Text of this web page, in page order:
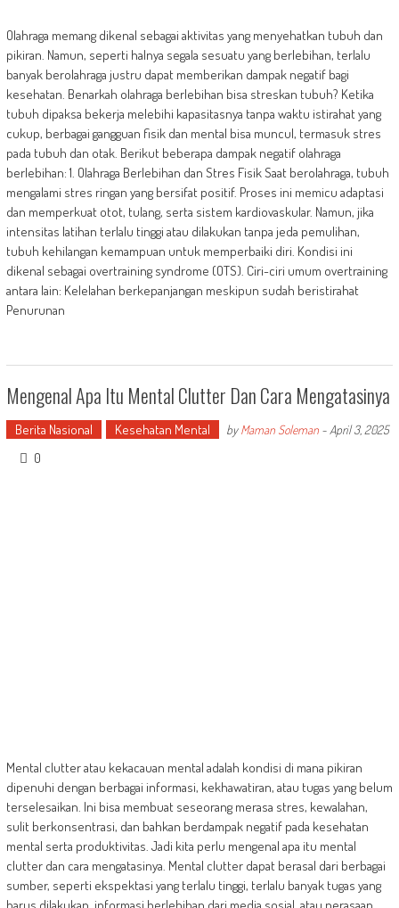
Olahraga memang dikenal sebagai aktivitas yang menyehatkan tubuh dan
pikiran. Namun, seperti halnya segala sesuatu yang berlebihan, terlalu
banyak berolahraga justru dapat memberikan dampak negatif bagi
kesehatan. Benarkah olahraga berlebihan bisa streskan tubuh? Ketika
tubuh dipaksa bekerja melebihi kapasitasnya tanpa waktu istirahat yang
cukup, berbagai gangguan fisik dan mental bisa muncul, termasuk stres
pada tubuh dan otak. Berikut beberapa dampak negatif olahraga
berlebihan: 1. Olahraga Berlebihan dan Stres Fisik Saat berolahraga, tubuh
mengalami stres ringan yang bersifat positif. Proses ini memicu adaptasi
dan memperkuat otot, tulang, serta sistem kardiovaskular. Namun, jika
intensitas latihan terlalu tinggi atau dilakukan tanpa jeda pemulihan,
tubuh kehilangan kemampuan untuk memperbaiki diri. Kondisi ini
dikenal sebagai overtraining syndrome (OTS). Ciri-ciri umum overtraining
antara lain: Kelelahan berkepanjangan meskipun sudah beristirahat
Penurunan
Mengenal Apa Itu Mental Clutter Dan Cara Mengatasinya
Berita Nasional Kesehatan Mental byMaman Soleman- April 3, 2025
0
Mental clutter atau kekacauan mental adalah kondisi di mana pikiran
dipenuhi dengan berbagai informasi, kekhawatiran, atau tugas yang belum
terselesaikan. Ini bisa membuat seseorang merasa stres, kewalahan,
sulit berkonsentrasi, dan bahkan berdampak negatif pada kesehatan
mental serta produktivitas. Jadi kita perlu mengenal apa itu mental
clutter dan cara mengatasinya. Mental clutter dapat berasal dari berbagai
sumber, seperti ekspektasi yang terlalu tinggi, terlalu banyak tugas yang